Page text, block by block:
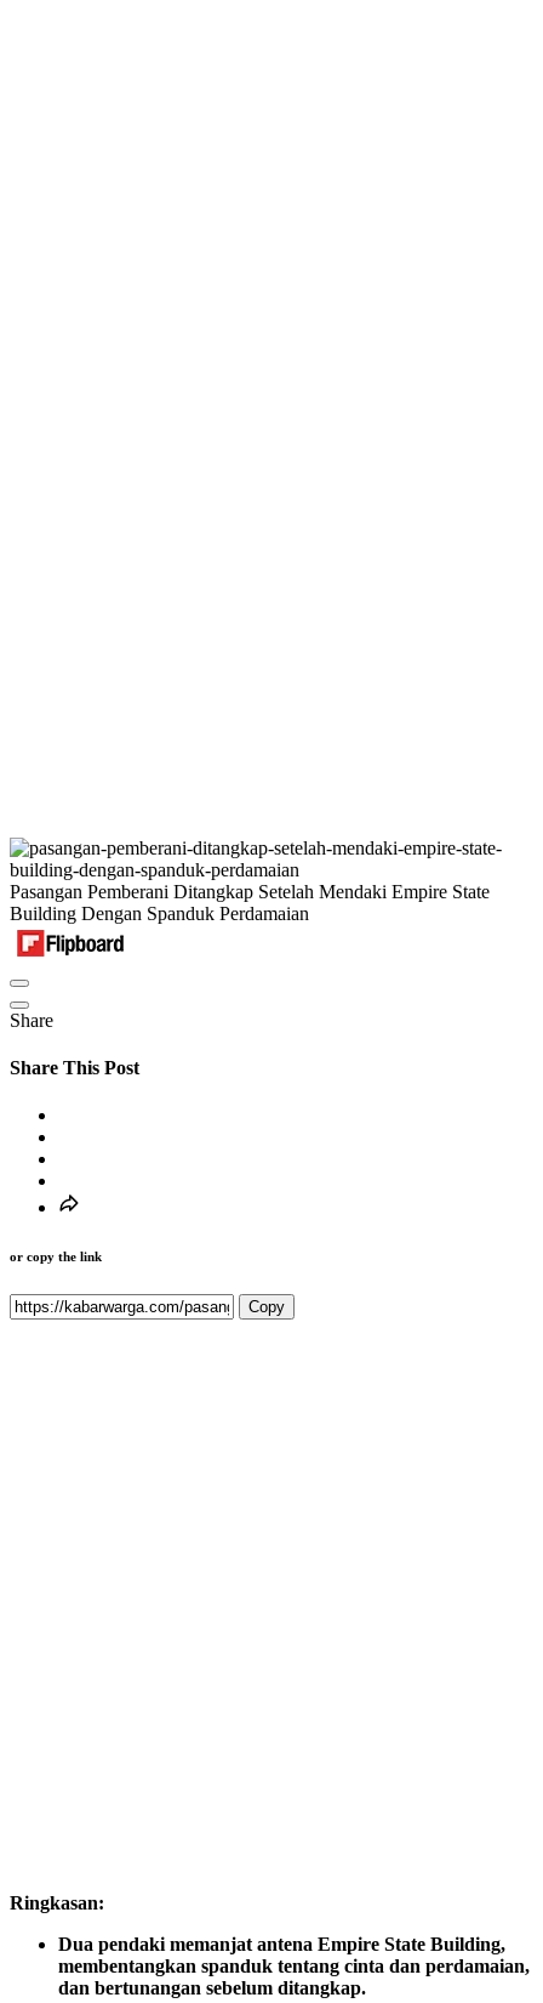
Pasangan Pemberani Ditangkap Setelah Mendaki Empire State
Building Dengan Spanduk Perdamaian
Share
Share This Post
or copy the link
Copy
Ringkasan:
Dua pendaki memanjat antena Empire State Building,
membentangkan spanduk tentang cinta dan perdamaian,
dan bertunangan sebelum ditangkap.